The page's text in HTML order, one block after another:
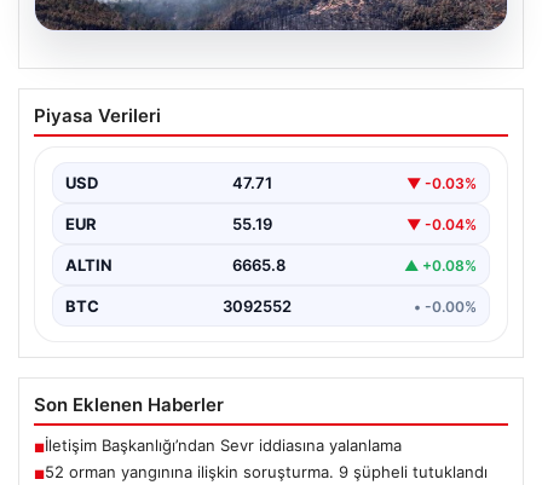
09.08.2026
52 orman yangınına ilişkin soruşturma.
9 şüpheli tutuklandı
Piyasa Verileri
USD 47.71 ▼ -0.03%
EUR 55.19 ▼ -0.04%
ALTIN 6665.8 ▲ +0.08%
BTC 3092552 • -0.00%
Son Eklenen Haberler
■İletişim Başkanlığı’ndan Sevr iddiasına yalanlama
■52 orman yangınına ilişkin soruşturma. 9 şüpheli tutuklandı